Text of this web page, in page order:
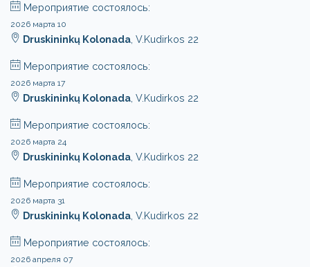
Мероприятие состоялось:
2026 марта 10
Druskininkų Kolonada , V.Kudirkos 22
Мероприятие состоялось:
2026 марта 17
Druskininkų Kolonada , V.Kudirkos 22
Мероприятие состоялось:
2026 марта 24
Druskininkų Kolonada , V.Kudirkos 22
Мероприятие состоялось:
2026 марта 31
Druskininkų Kolonada , V.Kudirkos 22
Мероприятие состоялось:
2026 апреля 07